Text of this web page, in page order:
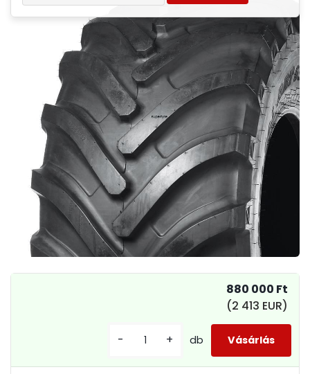
880 000 Ft
(2 413 EUR)
- + db